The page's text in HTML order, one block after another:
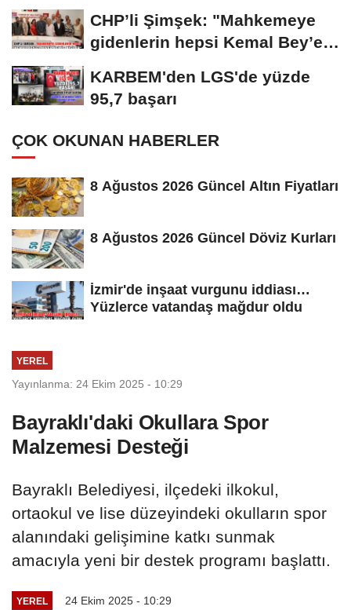
CHP’li Şimşek: "Mahkemeye
gidenlerin hepsi Kemal Bey’e
KARBEM'den LGS'de yüzde
95,7 başarı
ÇOK OKUNAN HABERLER
8 Ağustos 2026 Güncel Altın Fiyatları
8 Ağustos 2026 Güncel Döviz Kurları
İzmir'de inşaat vurgunu iddiası…
Yüzlerce vatandaş mağdur oldu
YEREL
Yayınlanma: 24 Ekim 2025 - 10:29
Bayraklı'daki Okullara Spor
Malzemesi Desteği
Bayraklı Belediyesi, ilçedeki ilkokul,
ortaokul ve lise düzeyindeki okulların spor
alanındaki gelişimine katkı sunmak
amacıyla yeni bir destek programı başlattı.
YEREL 24 Ekim 2025 - 10:29